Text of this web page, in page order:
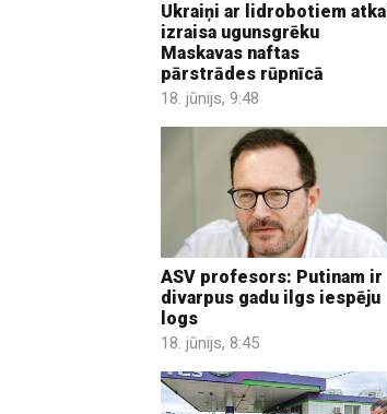
Ukraiņi ar lidrobotiem atkal
izraisa ugunsgrēku
Maskavas naftas
pārstrādes rūpnīcā
18. jūnijs, 9:48
ASV profesors: Putinam ir
divarpus gadu ilgs iespēju
logs
18. jūnijs, 8:45